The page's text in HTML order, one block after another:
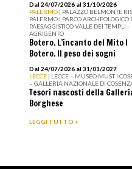
Dal 24/07/2026 al 31/10/2026
PALERMO | PALAZZO BELMONTE
PALERMO I PARCO ARCHEOLOGICO
PAESAGGISTICO VALLE DEI TEMPLI -
AGRIGENTO
Botero. L’incanto del Mito I
Botero. Il peso dei sogni
Dal 24/07/2026 al 31/01/2027
LECCE | LECCE – MUSEO MUST I
– GALLERIA NAZIONALE DI
Tesori nascosti della
Borghese
LEGGI TUTTO >